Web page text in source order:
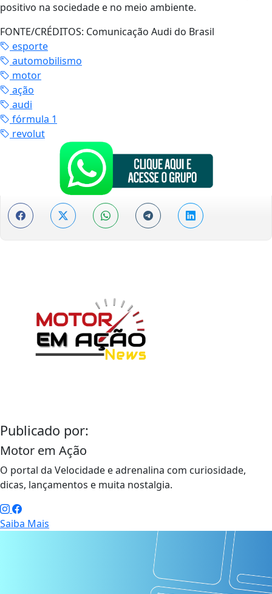
positivo na sociedade e no meio ambiente.
FONTE/CRÉDITOS: Comunicação Audi do Brasil
esporte
automobilismo
motor
ação
audi
fórmula 1
revolut
Publicado por:
Motor em Ação
O portal da Velocidade e adrenalina com curiosidade,
dicas, lançamentos e muita nostalgia.
Saiba Mais